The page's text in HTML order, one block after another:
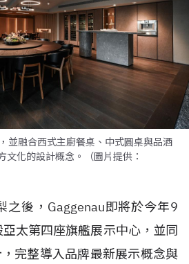
並融合西式主廚餐桌、中式圓桌與品酒
文化的設計概念。（圖片提供：
之後，Gaggenau即將於今年9
太第四座旗艦展示中心，並同
完整導入品牌最新展示概念與